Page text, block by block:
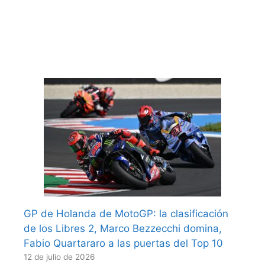
GP de Holanda de MotoGP: la clasificación
de los Libres 2, Marco Bezzecchi domina,
Fabio Quartararo a las puertas del Top 10
12 de julio de 2026